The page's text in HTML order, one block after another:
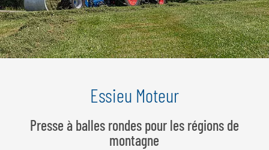
Essieu Moteur
Presse à balles rondes pour les régions de
montagne